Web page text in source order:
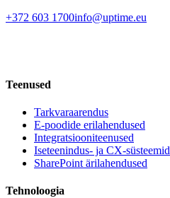
+372 603 1700info@uptime.eu
Teenused
Tarkvaraarendus
E-poodide erilahendused
Integratsiooniteenused
Iseteenindus- ja CX-süsteemid
SharePoint ärilahendused
Tehnoloogia